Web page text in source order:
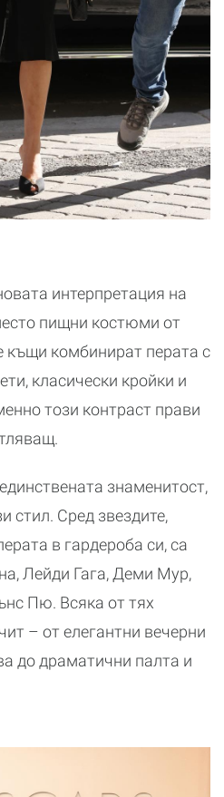
интерпретация на
пищни костюми от
къщи комбинират перата с
класически кройки и
този контраст прави
знаменитост,
стил. Сред звездите,
в гардероба си, са
Лейди Гага, Деми Мур,
Пю. Всяка от тях
– от елегантни вечерни
до драматични палта и